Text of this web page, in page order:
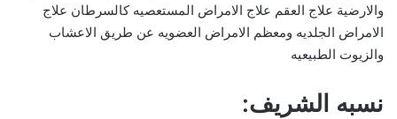
والارضية علاج العقم علاج الامراض المستعصيه كالسرطان علاج
الامراض الجلديه ومعظم الامراض العضويه عن طريق الاعشاب
والزيوت الطبيعيه
نسبه الشريف: